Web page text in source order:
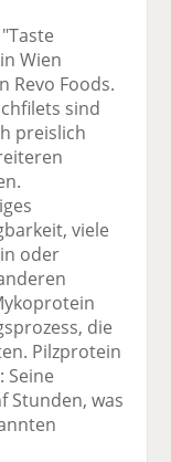
Wien
Revo Foods.
sind
preislich
viele
oder
die
Pilzprotein
Seine
Stunden, was